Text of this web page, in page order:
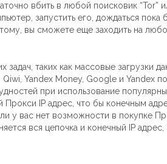
вбить в любой поисковик “Tor”
запустить его, дождаться
вы сможете еще заходить на
таких как массовые загрузки
Yandex Money, Google и Yandex
при использование
IP адрес, что бы конечным
у вас нет возможности в покупке
вся цепочка и конечный IP